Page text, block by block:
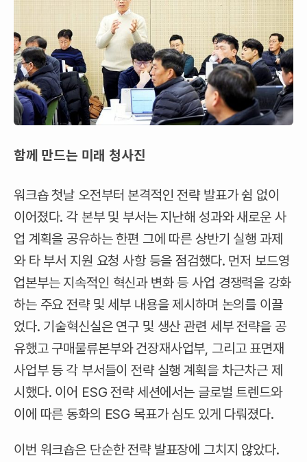
함께 만드는 미래 청사진
워크숍 첫날 오전부터 본격적인 전략 발표가 쉼 없이
이어졌다. 각 본부 및 부서는 지난해 성과와 새로운 사
업 계획을 공유하는 한편 그에 따른 상반기 실행 과제
와 타 부서 지원 요청 사항 등을 점검했다. 먼저 보드영
업본부는 지속적인 혁신과 변화 등 사업 경쟁력을 강화
하는 주요 전략 및 세부 내용을 제시하며 논의를 이끌
었다. 기술혁신실은 연구 및 생산 관련 세부 전략을 공
유했고 구매물류본부와 건장재사업부, 그리고 표면재
사업부 등 각 부서들이 전략 실행 계획을 차근차근 제
시했다. 이어 ESG 전략 세션에서는 글로벌 트렌드와
이에 따른 동화의 ESG 목표가 심도 있게 다뤄졌다.
이번 워크숍은 단순한 전략 발표장에 그치지 않았다.